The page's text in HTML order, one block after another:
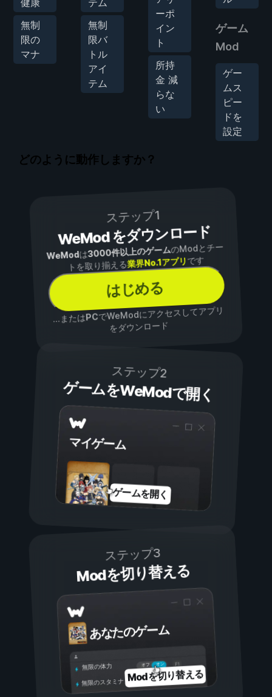
無制
限の
マナ
無制
限バ
トル
アイ
テム
ーポ
イン
ト
所持
金 減
らな
い
ゲーム
Mod
ゲー
ムス
ピー
ドを
設定
どのように動作しますか？
ステップ1
WeMod をダウンロード
WeModは3000件以上のゲームのModとチー
トを取り揃える業界No.1アプリです
はじめる
...またはPCでWeModにアクセスしてアプリ
をダウンロード
ステップ2
ゲームをWeModで開く
マイゲーム
ゲームを開く
ステップ3
Modを切り替える
あなたのゲーム
オン
オフ
無限の体力
無限のスタミナ Modを切り替える